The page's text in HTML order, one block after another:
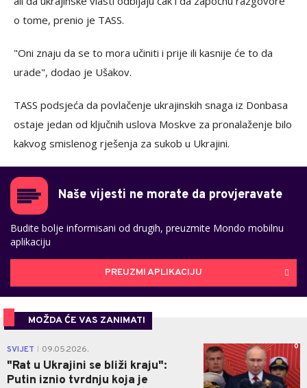
o tome, prenio je TASS.
"Oni znaju da se to mora učiniti i prije ili kasnije će to da
urade", dodao je Ušakov.
TASS podsjeća da povlačenje ukrajinskih snaga iz Donbasa
ostaje jedan od ključnih uslova Moskve za pronalaženje bilo
kakvog smislenog rješenja za sukob u Ukrajini.
Naše vijesti ne morate da provjeravate
Budite bolje informisani od drugih, preuzmite Mondo mobilnu
aplikaciju
PREUZMI APLIKACIJU
MOŽDA ĆE VAS ZANIMATI
SVIJET 09.05.2026.
"Rat u Ukrajini se bliži kraju":
Putin iznio tvrdnju koja je
0